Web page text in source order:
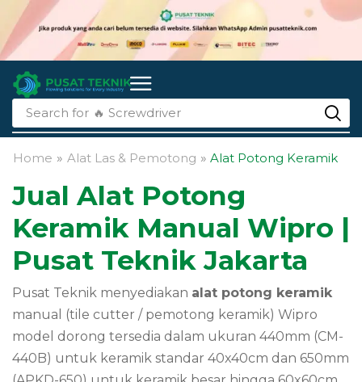
Search for 🔥 li-ion batteries
Home » Alat Las & Pemotong » Alat Potong Keramik
Jual Alat Potong
Keramik Manual Wipro |
Pusat Teknik Jakarta
Pusat Teknik menyediakan alat potong keramik
manual (tile cutter / pemotong keramik) Wipro
model dorong tersedia dalam ukuran 440mm (CM-
440B) untuk keramik standar 40x40cm dan 650mm